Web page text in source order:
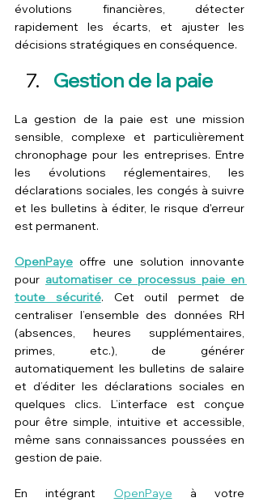
évolutions financières, détecter
rapidement les écarts, et ajuster les
décisions stratégiques en conséquence.
Gestion de la paie
La gestion de la paie est une mission
sensible, complexe et particulièrement
chronophage pour les entreprises. Entre
les évolutions réglementaires, les
déclarations sociales, les congés à suivre
et les bulletins à éditer, le risque d'erreur
est permanent.
OpenPaye offre une solution innovante
pour automatiser ce processus paie en
toute sécurité. Cet outil permet de
centraliser l’ensemble des données RH
(absences, heures supplémentaires,
primes, etc.), de générer
automatiquement les bulletins de salaire
et d’éditer les déclarations sociales en
quelques clics. L’interface est conçue
pour être simple, intuitive et accessible,
même sans connaissances poussées en
gestion de paie.
En intégrant OpenPaye à votre